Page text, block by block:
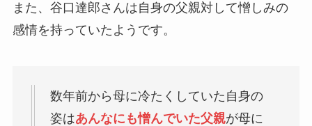
また、谷口達郎さんは自身の父親対して憎しみの
感情を持っていたようです。
数年前から母に冷たくしていた自身の
姿はあんなにも憎んでいた父親が母に